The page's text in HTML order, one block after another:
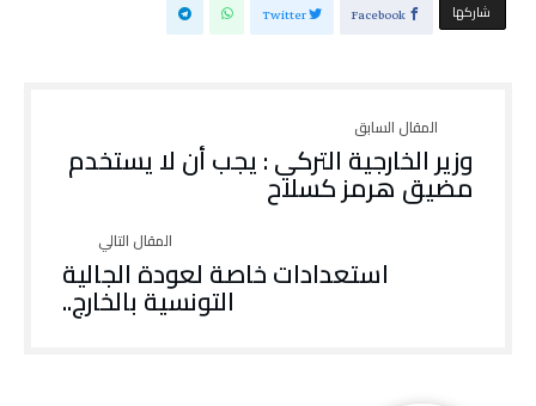
‫‫ شاركها‬ Facebook
Twitter
وزير الخارجية التركي : يجب أن لا يستخدم
مضيق هرمز كسلاح
استعدادات خاصة لعودة الجالية
التونسية بالخارج..